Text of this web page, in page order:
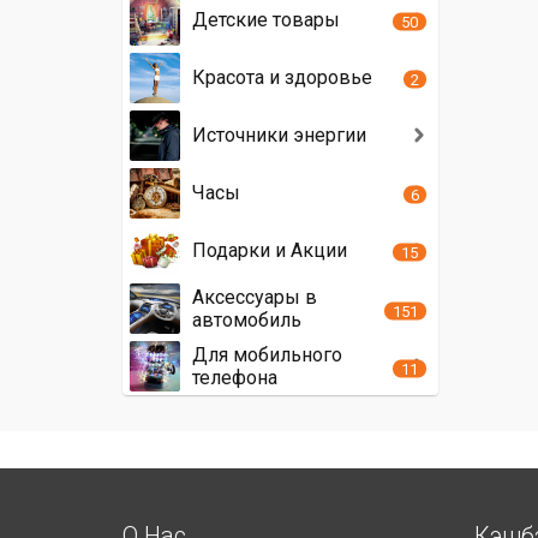
Детские товары 50
Красота и здоровье 2
Источники энергии
Часы 6
Подарки и Акции 15
Аксессуары в
автомобиль
151
Для мобильного
телефона
11